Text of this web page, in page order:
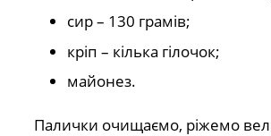
сир – 130 грамів;
кріп – кілька гілочок;
майонез.
Палички очищаємо, ріжемо